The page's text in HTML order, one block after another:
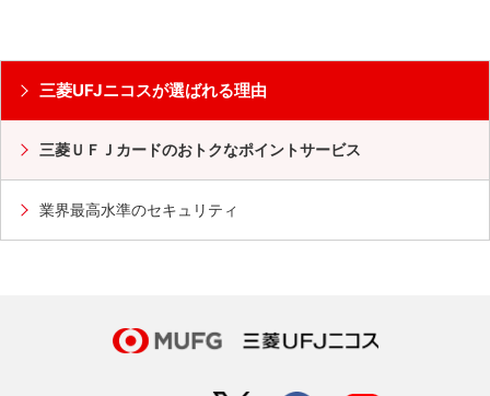
三菱UFJニコスが選ばれる理由
三菱ＵＦＪカードのおトクなポイントサービス
業界最高水準のセキュリティ